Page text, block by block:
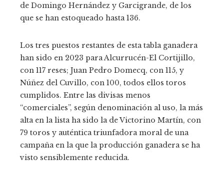
de Domingo Hernández y Garcigrande, de los
que se han estoqueado hasta 136.
Los tres puestos restantes de esta tabla ganadera
han sido en 2023 para Alcurrucén-El Cortijillo,
con 117 reses; Juan Pedro Domecq, con 115, y
Núñez del Cuvillo, con 100, todos ellos toros
cumplidos. Entre las divisas menos
“comerciales”, según denominación al uso, la más
alta en la lista ha sido la de Victorino Martín, con
79 toros y auténtica triunfadora moral de una
campaña en la que la producción ganadera se ha
visto sensiblemente reducida.